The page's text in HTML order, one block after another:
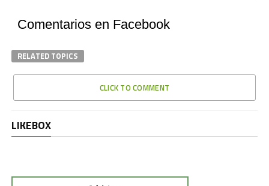
Comentarios en Facebook
RELATED TOPICS
CLICK TO COMMENT
LIKEBOX